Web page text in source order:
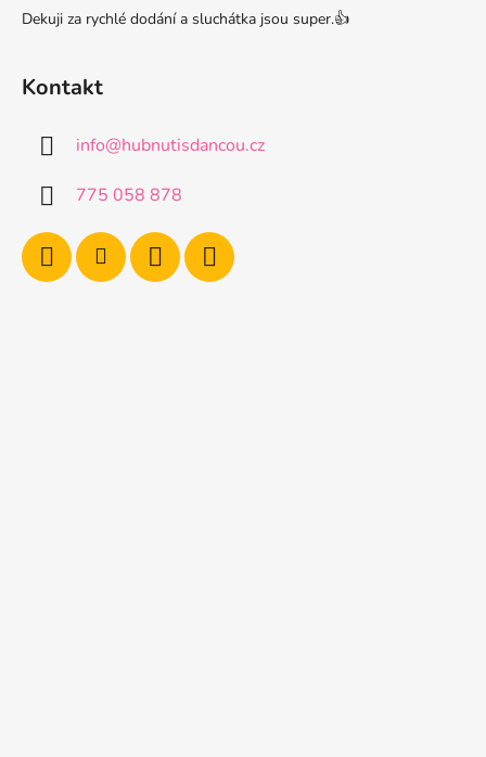
Dekuji za rychlé dodání a sluchátka jsou super.👍
Kontakt
info@hubnutisdancou.cz
775 058 878